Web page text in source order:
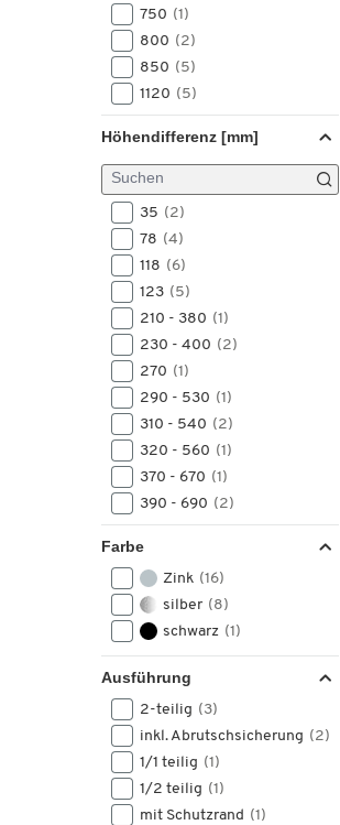
750 (1)
800 (2)
850 (5)
1120 (5)
1500(1)
Höhendifferenz [mm]
35 (2)
78 (4)
118 (6)
123 (5)
210 - 380 (1)
230 - 400 (2)
270 (1)
290 - 530 (1)
310 - 540 (2)
320 - 560 (1)
370 - 670 (1)
390 - 690 (2)
400 - 700(1)
450 - 810
470 - 830(2)
480 - 840(1)
Farbe
Zink (16)
silber (8)
schwarz (1)
Ausführung
2-teilig (3)
inkl. Abrutschsicherung (2)
1/1 teilig (1)
1/2 teilig (1)
mit Schutzrand (1)